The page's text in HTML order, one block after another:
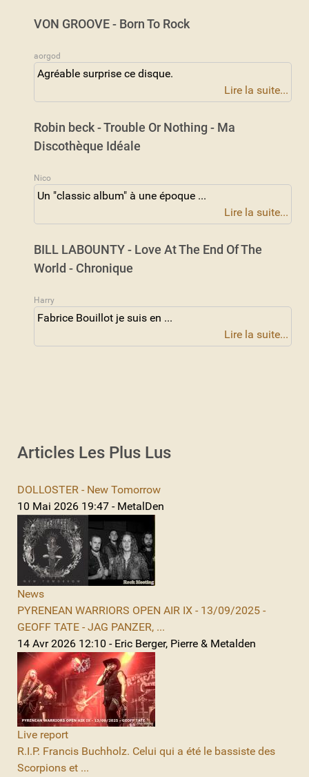
VON GROOVE - Born To Rock
aorgod
Agréable surprise ce disque.
Lire la suite...
Robin beck - Trouble Or Nothing - Ma
Discothèque Idéale
Nico
Un "classic album" à une époque ...
Lire la suite...
BILL LABOUNTY - Love At The End Of The
World - Chronique
Harry
Fabrice Bouillot je suis en ...
Lire la suite...
Articles Les Plus Lus
DOLLOSTER - New Tomorrow
10 Mai 2026 19:47 - MetalDen
News
PYRENEAN WARRIORS OPEN AIR IX - 13/09/2025 -
GEOFF TATE - JAG PANZER, ...
14 Avr 2026 12:10 - Eric Berger, Pierre & Metalden
Live report
R.I.P. Francis Buchholz. Celui qui a été le bassiste des
Scorpions et ...